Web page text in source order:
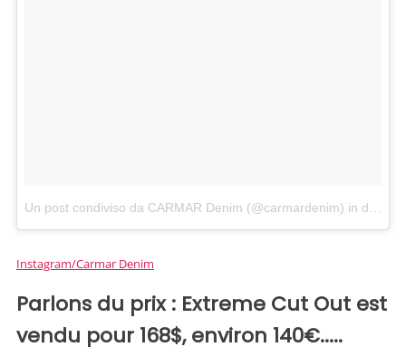
Un post condiviso da CARMAR Denim (@carmardenim) in data:
Instagram/Carmar Denim
Parlons du prix : Extreme Cut Out est
vendu pour 168$, environ 140€.....